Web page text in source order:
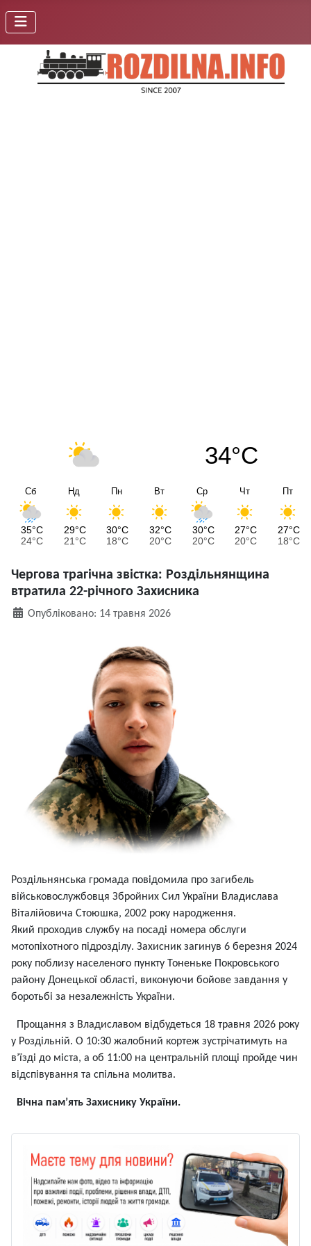
34°C
Сб
35°C
24°C
Нд
29°C
21°C
Пн
30°C
18°C
Вт
32°C
20°C
Ср
30°C
20°C
Чт
27°C
20°C
Пт
27°C
18°C
Чергова трагічна звістка: Роздільнянщина
втратила 22-річного Захисника
ДеталіОпубліковано: 14 травня 2026
Роздільнянська громада повідомила про загибель
військовослужбовця Збройних Сил України Владислава
Віталійовича Стоюшка, 2002 року народження.
Який проходив службу на посаді номера обслуги
мотопіхотного підрозділу. Захисник загинув 6 березня 2024
року поблизу населеного пункту Тоненьке Покровського
району Донецької області, виконуючи бойове завдання у
боротьбі за незалежність України.
Прощання з Владиславом відбудеться 18 травня 2026 року
у Роздільній. О 10:30 жалобний кортеж зустрічатимуть на
в’їзді до міста, а об 11:00 на центральній площі пройде чин
відспівування та спільна молитва.
Вічна пам’ять Захиснику України.